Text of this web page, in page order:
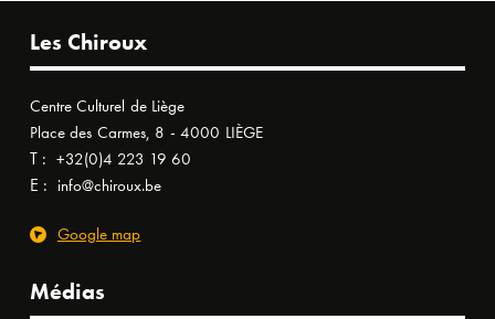
Les Chiroux
Centre Culturel de Liège
Place des Carmes, 8 - 4000 LIÈGE
T : +32(0)4 223 19 60
E : info@chiroux.be
Google map
Médias